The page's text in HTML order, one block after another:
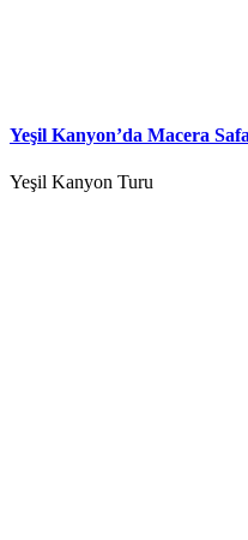
Yeşil Kanyon’da Macera
Yeşil Kanyon Turu